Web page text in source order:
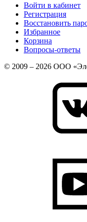
Войти в кабинет
Регистрация
Восстановить
Избранное
Корзина
Вопросы-ответы
© 2009 – 2026 ООО